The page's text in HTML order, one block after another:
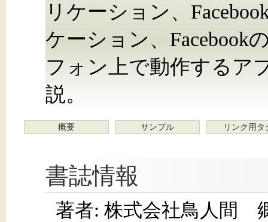
リケーション、
ケーション、Facebook
フォン上で動作するア
説。
概要 サンプル リンク用タ
書誌情報
著者: 株式会社鳥人間